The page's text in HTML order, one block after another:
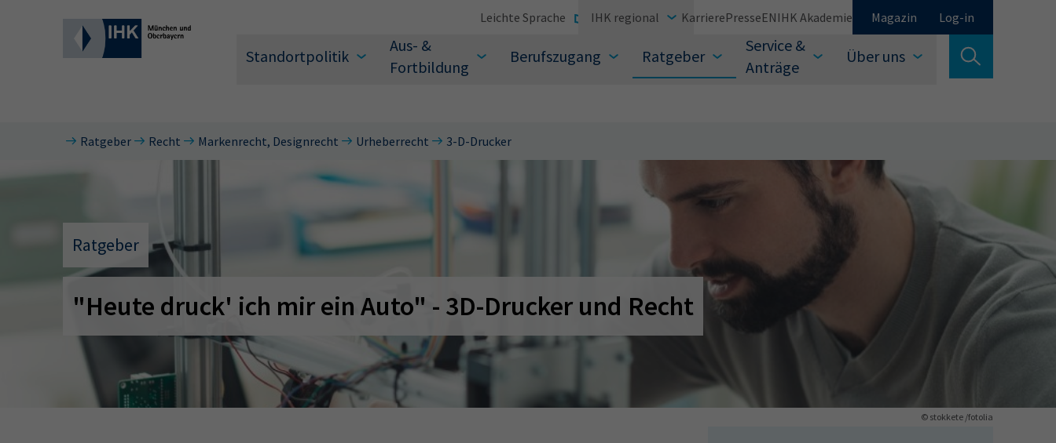
Standortpolitik
Aus- &
Fortbildung
Berufszugang Ratgeber
Service &
Anträge
Über uns
Leichte Sprache IHK regional KarrierePresseEN IHK Akademie Magazin Log-in
Suche verlassen
Wonach suchen Sie?
Suchen
Hier können Sie auch aus den meistgesuchten Begriffen vorauswählen
34a 34c Ausbildungsvertrag Fachwirt 34d
Prüfungstermine
Ratgeber Recht Markenrecht, Designrecht Urheberrecht 3-D-Drucker
Ratgeber
"Heute druck' ich mir ein Auto" - 3D-Drucker und Recht
© stokkete /fotolia